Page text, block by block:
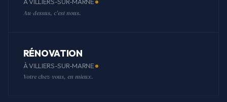
À VILLIERS-SUR-MARNE
Au-dessus, c'est nous.
RÉNOVATION
À VILLIERS-SUR-MARNE
Votre chez-vous, en mieux.